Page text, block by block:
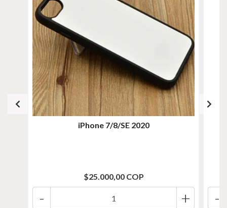
iPhone 7/8/SE 2020
$25.000,00 COP
+
- -